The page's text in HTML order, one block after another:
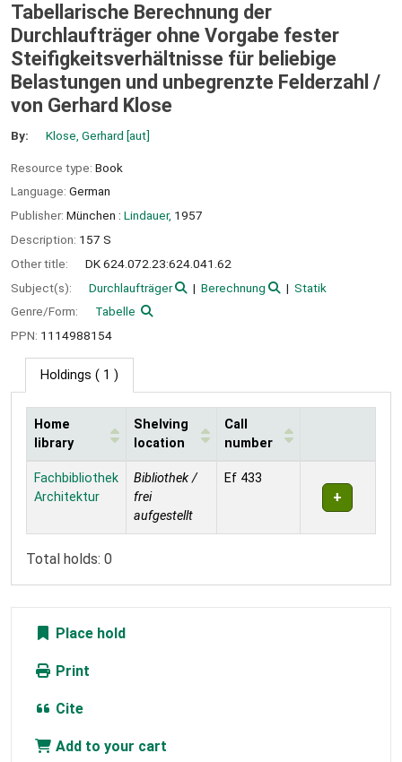
Tabellarische Berechnung der
Durchlaufträger ohne Vorgabe fester
Steifigkeitsverhältnisse für beliebige
Belastungen und unbegrenzte Felderzahl /
von Gerhard Klose
By: Klose, Gerhard [aut]
Resource type: Book
Language: German
Publisher: München : Lindauer, 1957
Description: 157 S
Other title:
DK 624.072.23:624.041.62
Subject(s):
Durchlaufträger Berechnung
Statik
Genre/Form:
Tabelle
PPN: 1114988154
Holdings ( 1 )
Holdings
Home
library
Shelving
location
Call
number
Fachbibliothek
Architektur
Bibliothek /
frei
aufgestellt
Ef 433
Total holds: 0
Place hold
Print
Cite
Add to your cart